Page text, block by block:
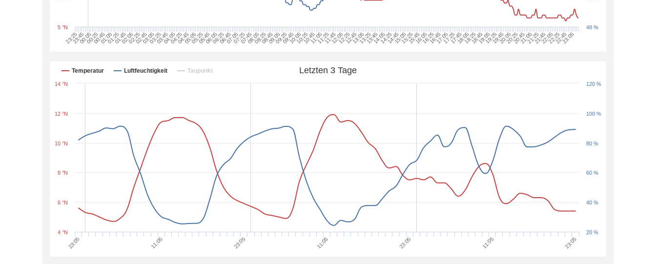
23:2523:4500:0500:2500:4501:0501:2501:4502:0502:2502:4503:0503:2503:4504:0504:2504:4505:0505:2505:4506:0506:2506:4507:0507:2507:4508:0508:2508:4509:0509:2509:4510:0510:2510:4511:0511:2511:4512:0512:2512:4513:0513:2513:4514:0514:2514:4515:0515:2515:4516:0516:2516:4517:0517:2517:4518:0518:2518:4519:0519:2519:4520:0520:2520:4521:0521:2521:4522:0522:2522:4523:05
5 °N 48 %
Letzten 3 Tage
Temperatur Luftfeuchtigkeit Taupunkt
23:05 11:05 23:05 11:05 23:05 11:05 23:05
4 °N
6 °N
8 °N
10 °N
12 °N
14 °N
20 %
40 %
60 %
80 %
100 %
120 %